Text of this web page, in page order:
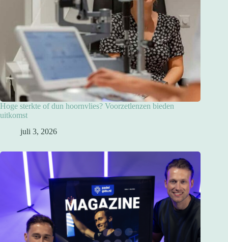
Hoge sterkte of dun hoornvlies? Voorzetlenzen bieden
uitkomst
juli 3, 2026